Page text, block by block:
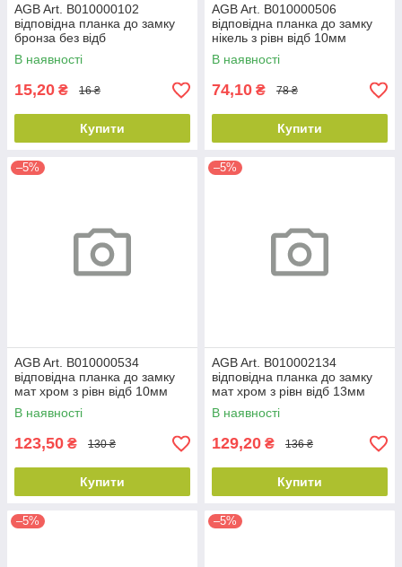
AGB Art. B010000102
відповідна планка до замку
бронза без відб
В наявності
15,20 ₴ 16 ₴
Купити
AGB Art. B010000506
відповідна планка до замку
нікель з рівн відб 10мм
В наявності
74,10 ₴ 78 ₴
Купити
–5%
AGB Art. B010000534
відповідна планка до замку
мат хром з рівн відб 10мм
В наявності
123,50 ₴ 130 ₴
Купити
–5%
AGB Art. B010002134
відповідна планка до замку
мат хром з рівн відб 13мм
В наявності
129,20 ₴ 136 ₴
Купити
–5% –5%